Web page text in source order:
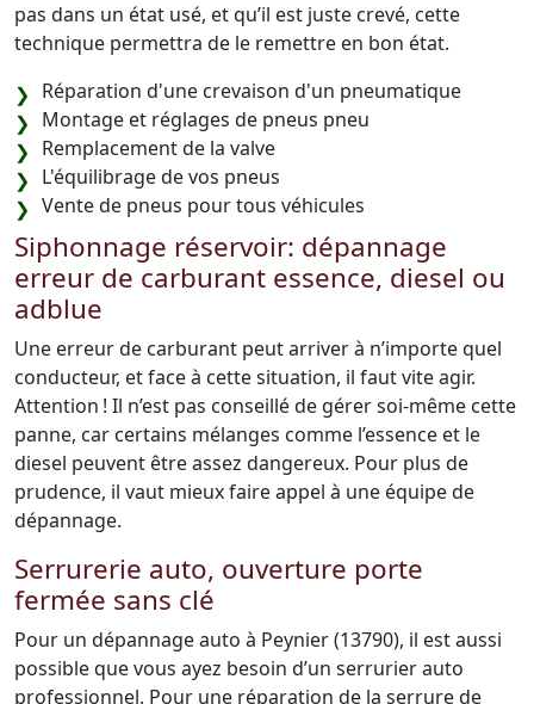
pas dans un état usé, et qu’il est juste crevé, cette
technique permettra de le remettre en bon état.
Réparation d'une crevaison d'un pneumatique
Montage et réglages de pneus pneu
Remplacement de la valve
L'équilibrage de vos pneus
Vente de pneus pour tous véhicules
Siphonnage réservoir: dépannage
erreur de carburant essence, diesel ou
adblue
Une erreur de carburant peut arriver à n’importe quel
conducteur, et face à cette situation, il faut vite agir.
Attention ! Il n’est pas conseillé de gérer soi-même cette
panne, car certains mélanges comme l’essence et le
diesel peuvent être assez dangereux. Pour plus de
prudence, il vaut mieux faire appel à une équipe de
dépannage.
Serrurerie auto, ouverture porte
fermée sans clé
Pour un dépannage auto à Peynier (13790), il est aussi
possible que vous ayez besoin d’un serrurier auto
professionnel. Pour une réparation de la serrure de